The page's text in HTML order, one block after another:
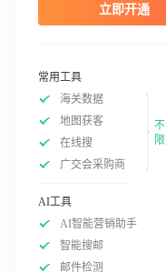
立即开通
常用工具
海关数据
地图获客
在线搜
广交会采购商
不
限
AI工具
AI智能营销助手
智能搜邮
邮件检测